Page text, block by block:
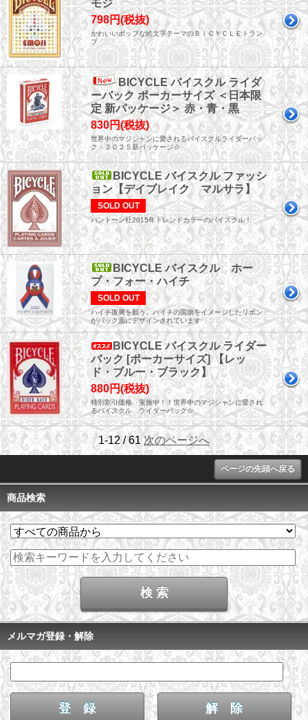
モジ
798円(税抜)
かわいいポップな絵文字テーマのＢＩＣＹＣＬＥトラン
プ
BICYCLE バイスクル ライダ
ーバック ポーカーサイズ ＜日本限
定 新パッケージ＞ 赤・青・黒
830円(税抜)
世界中のマジシャンに愛されるバイスクルライダーバッ
ク・２０２５新パッケージ☆
BICYCLE バイスクル ファッシ
ョン【デイブレイク マルサラ】
SOLD OUT
パントーン社2015年トレンドカラーのバイスクル！
BICYCLE バイスクル ホー
プ・フォー・ハイチ
SOLD OUT
ハイチ復興を願う、ハイチの国旗をイメージしたリボン
がバック面にデザインされています
BICYCLE バイスクル ライダー
バック [ポーカーサイズ] 【レッ
ド・ブルー・ブラック】
880円(税抜)
特別割引価格、実施中！！世界中のマジシャンに愛され
るバイスクル ライダーバック☆
1-12 / 61次のページへ
ページの先頭へ戻る
商品検索
メルマガ登録・解除